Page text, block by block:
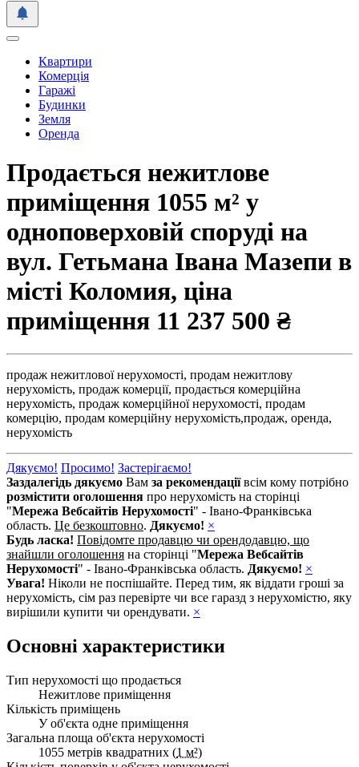
Квартири
Комерція
Гаражі
Будинки
Земля
Оренда
Продається нежитлове
приміщення 1055 м² у
одноповерховій споруді на
вул. Гетьмана Івана Мазепи в
місті Коломия, ціна
приміщення 11 237 500 ₴
продаж нежитлової нерухомості, продам нежитлову
нерухомість, продаж комерції, продається комерційна
нерухомість, продаж комерційної нерухомості, продам
комерцію, продам комерційну нерухомість,продаж, оренда,
нерухомість
Дякуємо! Просимо! Застерігаємо!
Заздалегідь дякуємо Вам за рекомендаціївсім кому потрібно
розмістити оголошення про нерухомість на сторінці
"Мережа Вебсайтів Нерухомості" - Івано-Франківська
область. Це безкоштовно. Дякуємо! ×
Будь ласка! Повідомте продавцю чи орендодавцю, що
знайшли оголошення на сторінці "Мережа Вебсайтів
Нерухомості" - Івано-Франківська область. Дякуємо! ×
Увага! Ніколи не поспішайте. Перед тим, як віддати гроші за
нерухомість, сім раз перевірте чи все гаразд з нерухомістю, яку
вирішили купити чи орендувати. ×
Основні характеристики
Тип нерухомості що продається
Нежитлове приміщення
Кількість приміщень
У об'єкта одне приміщення
Загальна площа об'єкта нерухомості
1055 метрів квадратних (1 м²)